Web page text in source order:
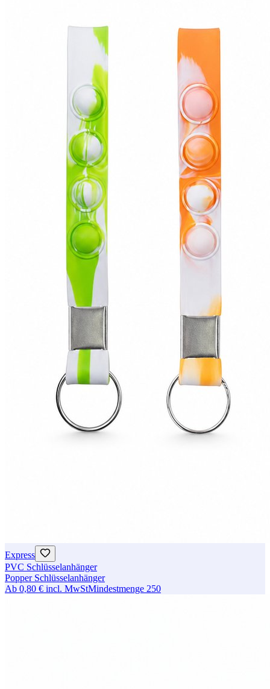
Express
PVC Schlüsselanhänger
Popper Schlüsselanhänger
Ab 0,80 € incl. MwStMindestmenge 250